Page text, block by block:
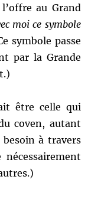
au Grand
moi ce symbole
symbole passe
par la Grande
être celle qui
coven, autant
à travers